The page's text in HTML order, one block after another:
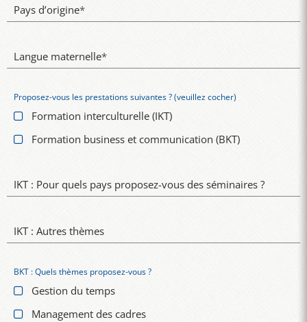
Pays d’origine*
Langue maternelle*
Proposez-vous les prestations suivantes ? (veuillez cocher)
Formation interculturelle (IKT)
Formation business et communication (BKT)
IKT : Pour quels pays proposez-vous des séminaires ?
IKT : Autres thèmes
BKT : Quels thèmes proposez-vous ?
Gestion du temps
Management des cadres